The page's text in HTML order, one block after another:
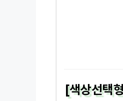
[색상선택